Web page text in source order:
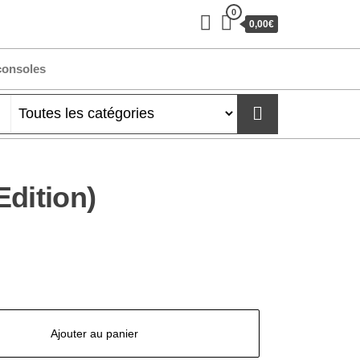
0
0,00€
Ajouter au panier